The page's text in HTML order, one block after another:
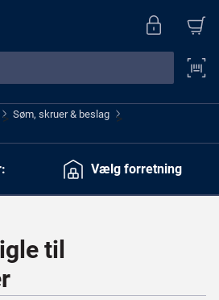
> Søm, skruer & beslag >
Vælg forretning
til